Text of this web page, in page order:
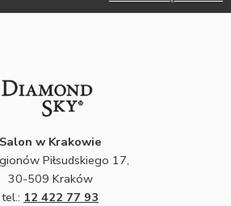
Salon w Krakowie
Piłsudskiego 17,
30-509 Kraków
tel.: 12 422 77 93